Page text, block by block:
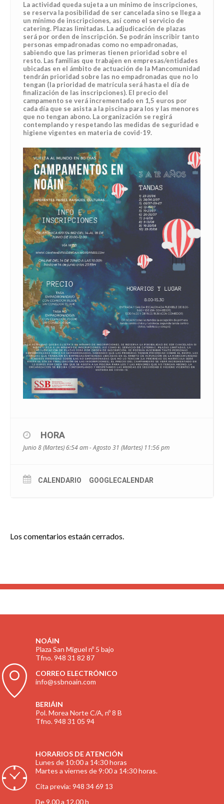
La actividad queda sujeta a un mínimo de inscripciones,
se reserva la posibilidad de ser cancelada sino se llega a
un mínimo de inscripciones, así como el servicio de
catering. Plazas limitadas. La adjudicación de plazas
será por orden de inscripción. Se podrán inscribir tanto
personas empadronadas como no empadronadas,
sabiendo que las primeras tienen prioridad sobre el
resto. Las familias que trabajen en empresas/entidades
ubicadas en el ámbito de actuación de la Mancomunidad
tendrán prioridad sobre las no empadronadas que no lo
tengan (la prioridad de matrícula será hasta el día de
finalización de las inscripciones). El precio del
campamento se verá incrementado en 1,5 euros por
cada día que se asista a la piscina para los y las menores
que no tengan abono. La organización se regirá
contemplando y respetando las medidas de seguridad e
higiene vigentes en materia de covid-19.
HORA
Junio 8 (Martes) 6:54 am - Agosto 31 (Martes) 11:56 pm
CALENDARIO GOOGLECALENDAR
Los comentarios estaán cerrados.
NOÁIN
Plaza San Miguel nº 5 bajo
Tfno. 948 31 82 87
CORREO ELECTRÓNICO
info@ssbnoain.com
BERIÁIN
Pol. Morea Norte C/A, nº 8 B
Tfno. 948 31 05 94
HORARIOS DE ATENCIÓN
Lunes de 10:00 a 14:30 horas
Martes a viernes de 9:00 a 14:30 horas.
Cita previa: 948 34 69 13
De 9.00 a 12.00 h